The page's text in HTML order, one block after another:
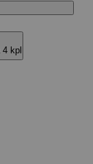
4 kpl